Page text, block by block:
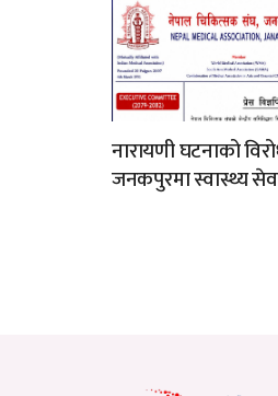
नारायणी घटनाको
जनकपुरमा स्वास्थ्य